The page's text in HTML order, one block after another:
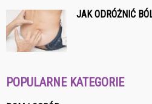
JAK ODRÓŻNIĆ
POPULARNE KATEGORIE